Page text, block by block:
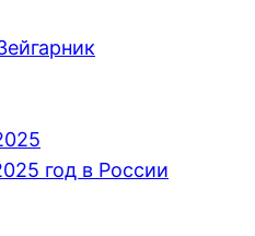
год в России